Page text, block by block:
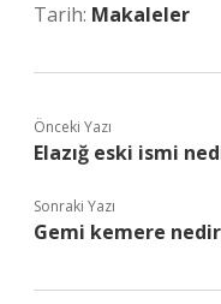
Tarih: Makaleler
Önceki Yazı
Elazığ eski ismi
Sonraki Yazı
Gemi kemere